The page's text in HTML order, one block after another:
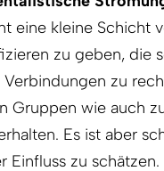
eine kleine Schicht
zu geben, die
Verbindungen zu
Gruppen wie auch
Es ist aber
Einfluss zu schätzen.